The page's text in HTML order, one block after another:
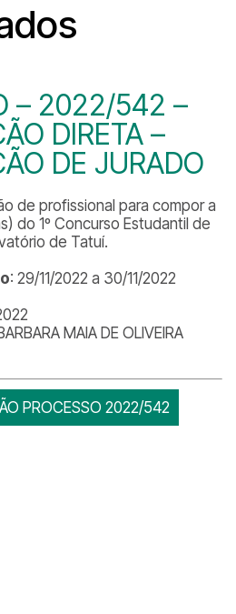
– 2022/542 –
DIRETA –
DE JURADO
de profissional para compor a
do 1º Concurso Estudantil de
de Tatuí.
: 29/11/2022 a 30/11/2022
MAIA DE OLIVEIRA
PROCESSO 2022/542